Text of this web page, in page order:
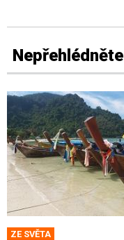
Nepřehlédněte
ZE SVĚTA